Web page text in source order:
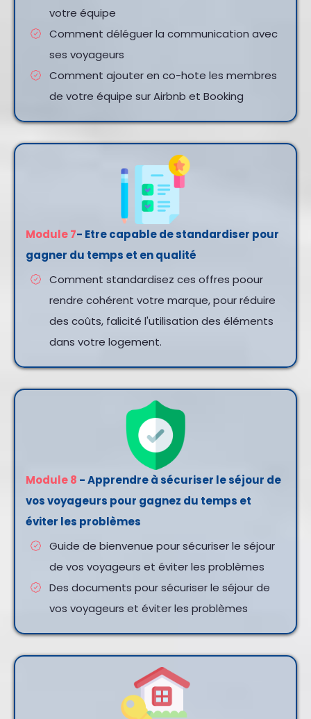
votre équipe
Comment déléguer la communication avec
ses voyageurs
Comment ajouter en co-hote les membres
de votre équipe sur Airbnb et Booking
Module 7- Etre capable de standardiser pour
gagner du temps et en qualité
Comment standardisez ces offres poour
rendre cohérent votre marque, pour réduire
des coûts, falicité l'utilisation des éléments
dans votre logement.
Module 8 - Apprendre à sécuriser le séjour de
vos voyageurs pour gagnez du temps et
éviter les problèmes
Guide de bienvenue pour sécuriser le séjour
de vos voyageurs et éviter les problèmes
Des documents pour sécuriser le séjour de
vos voyageurs et éviter les problèmes